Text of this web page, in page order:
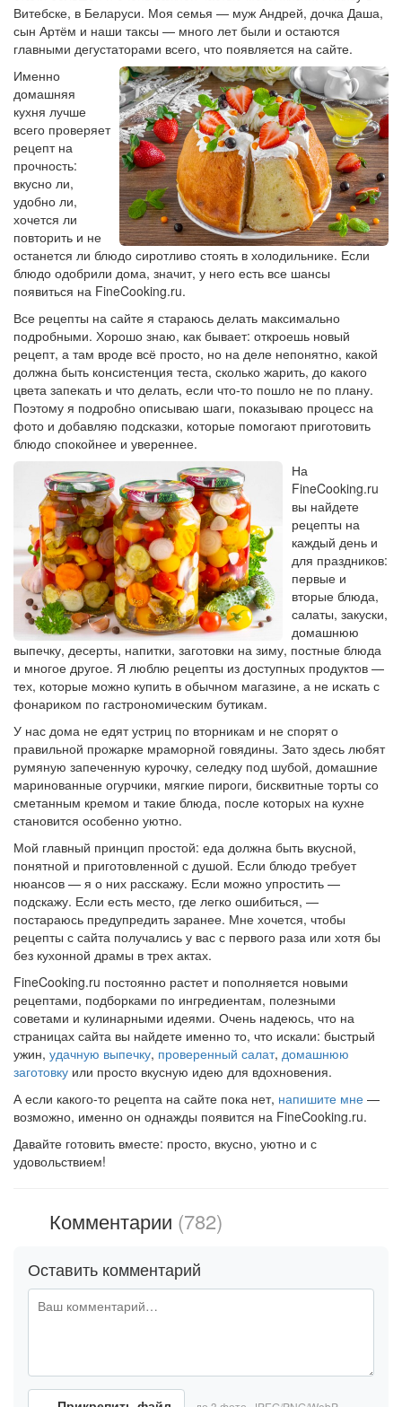
Витебске, в Беларуси. Моя семья — муж Андрей, дочка Даша,
сын Артём и наши таксы — много лет были и остаются
главными дегустаторами всего, что появляется на сайте.
Именно
домашняя
кухня лучше
всего проверяет
рецепт на
прочность:
вкусно ли,
удобно ли,
хочется ли
повторить и не
останется ли блюдо сиротливо стоять в холодильнике. Если
блюдо одобрили дома, значит, у него есть все шансы
появиться на FineCooking.ru.
Все рецепты на сайте я стараюсь делать максимально
подробными. Хорошо знаю, как бывает: откроешь новый
рецепт, а там вроде всё просто, но на деле непонятно, какой
должна быть консистенция теста, сколько жарить, до какого
цвета запекать и что делать, если что-то пошло не по плану.
Поэтому я подробно описываю шаги, показываю процесс на
фото и добавляю подсказки, которые помогают приготовить
блюдо спокойнее и увереннее.
На
FineCooking.ru
вы найдете
рецепты на
каждый день и
для праздников:
первые и
вторые блюда,
салаты, закуски,
домашнюю
выпечку, десерты, напитки, заготовки на зиму, постные блюда
и многое другое. Я люблю рецепты из доступных продуктов —
тех, которые можно купить в обычном магазине, а не искать с
фонариком по гастрономическим бутикам.
У нас дома не едят устриц по вторникам и не спорят о
правильной прожарке мраморной говядины. Зато здесь любят
румяную запеченную курочку, селедку под шубой, домашние
маринованные огурчики, мягкие пироги, бисквитные торты со
сметанным кремом и такие блюда, после которых на кухне
становится особенно уютно.
Мой главный принцип простой: еда должна быть вкусной,
понятной и приготовленной с душой. Если блюдо требует
нюансов — я о них расскажу. Если можно упростить —
подскажу. Если есть место, где легко ошибиться, —
постараюсь предупредить заранее. Мне хочется, чтобы
рецепты с сайта получались у вас с первого раза или хотя бы
без кухонной драмы в трех актах.
FineCooking.ru постоянно растет и пополняется новыми
рецептами, подборками по ингредиентам, полезными
советами и кулинарными идеями. Очень надеюсь, что на
страницах сайта вы найдете именно то, что искали: быстрый
ужин, удачную выпечку, проверенный салат, домашнюю
заготовку или просто вкусную идею для вдохновения.
А если какого-то рецепта на сайте пока нет, напишите мне —
возможно, именно он однажды появится на FineCooking.ru.
Давайте готовить вместе: просто, вкусно, уютно и с
удовольствием!
Комментарии (782)
Оставить комментарий